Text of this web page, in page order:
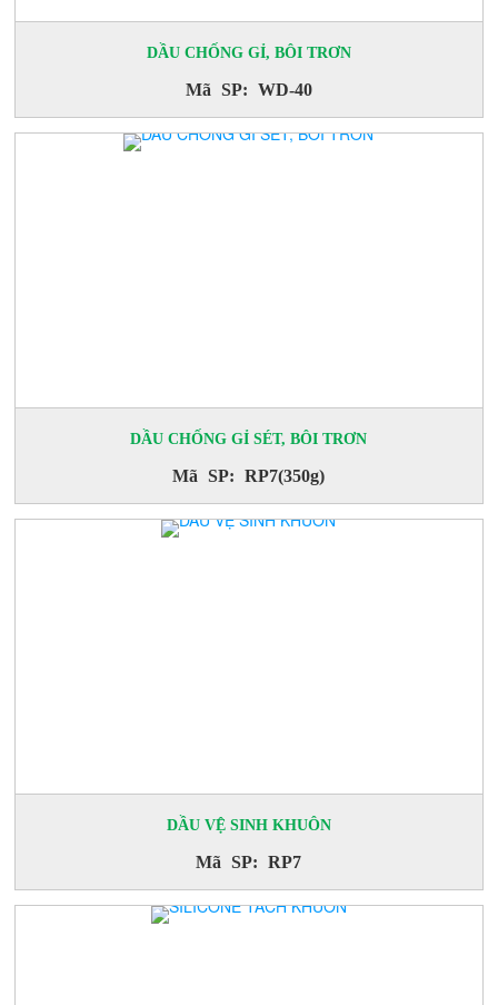
DẦU CHỐNG GỈ, BÔI TRƠN
Mã SP: WD-40
DẦU CHỐNG GỈ SÉT, BÔI TRƠN
Mã SP: RP7(350g)
DẦU VỆ SINH KHUÔN
Mã SP: RP7